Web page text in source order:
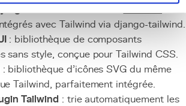
: CMS et frameworkbackendde
avec Tailwind via django-tailwind.
: bibliothèque de composants
sans style, conçue pour Tailwind CSS.
: bibliothèque d'icônes SVG du même
Tailwind, parfaitement intégrée.
Tailwind : trie automatiquement les